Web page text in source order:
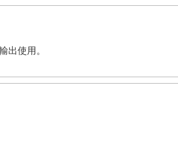
出使用。